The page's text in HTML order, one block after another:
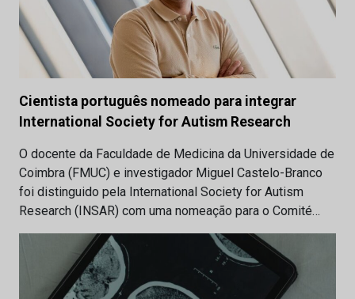
Cientista português nomeado para integrar
International Society for Autism Research
O docente da Faculdade de Medicina da Universidade de
Coimbra (FMUC) e investigador Miguel Castelo-Branco
foi distinguido pela International Society for Autism
Research (INSAR) com uma nomeação para o Comité…